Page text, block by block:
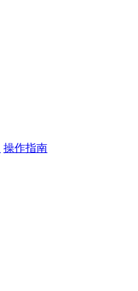
操作指南